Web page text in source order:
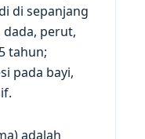
di sepanjang
dada, perut,
tahun;
pada bayi,
adalah